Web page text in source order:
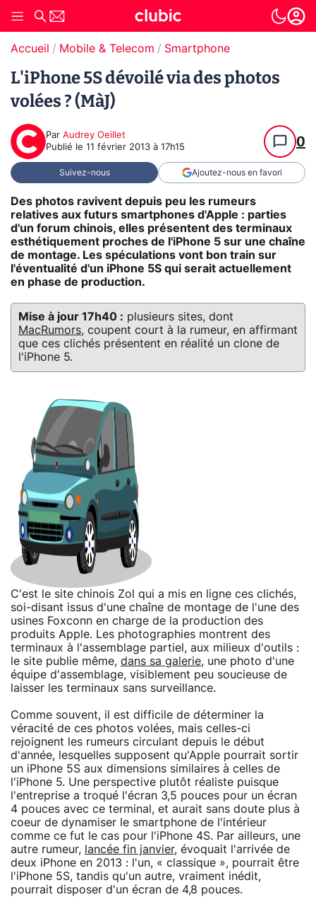
Accueil Mobile & Telecom Smartphone
L'iPhone 5S dévoilé via des photos
volées ? (MàJ)
Par Audrey Oeillet
Publié le 11 février 2013 à 17h15 0
Suivez-nous Ajoutez-nous en favori
Des photos ravivent depuis peu les rumeurs
relatives aux futurs smartphones d'Apple : parties
d'un forum chinois, elles présentent des terminaux
esthétiquement proches de l'iPhone 5 sur une chaîne
de montage. Les spéculations vont bon train sur
l'éventualité d'un iPhone 5S qui serait actuellement
en phase de production.
Mise à jour 17h40 : plusieurs sites, dont
MacRumors, coupent court à la rumeur, en affirmant
que ces clichés présentent en réalité un clone de
l'iPhone 5.
C'est le site chinois Zol qui a mis en ligne ces clichés,
soi-disant issus d'une chaîne de montage de l'une des
usines Foxconn en charge de la production des
produits Apple. Les photographies montrent des
terminaux à l'assemblage partiel, aux milieux d'outils :
le site publie même, dans sa galerie, une photo d'une
équipe d'assemblage, visiblement peu soucieuse de
laisser les terminaux sans surveillance.
Comme souvent, il est difficile de déterminer la
véracité de ces photos volées, mais celles-ci
rejoignent les rumeurs circulant depuis le début
d'année, lesquelles supposent qu'Apple pourrait sortir
un iPhone 5S aux dimensions similaires à celles de
l'iPhone 5. Une perspective plutôt réaliste puisque
l'entreprise a troqué l'écran 3,5 pouces pour un écran
4 pouces avec ce terminal, et aurait sans doute plus à
coeur de dynamiser le smartphone de l'intérieur
comme ce fut le cas pour l'iPhone 4S. Par ailleurs, une
autre rumeur, lancée fin janvier, évoquait l'arrivée de
deux iPhone en 2013 : l'un, « classique », pourrait être
l'iPhone 5S, tandis qu'un autre, vraiment inédit,
pourrait disposer d'un écran de 4,8 pouces.